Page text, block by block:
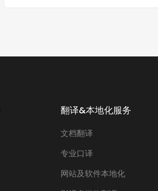
翻译&本地化服务
文档翻译
专业口译
网站及软件本地化